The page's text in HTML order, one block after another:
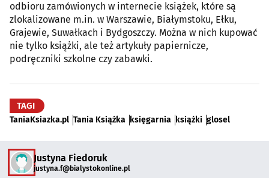
odbioru zamówionych w internecie książek, które są
zlokalizowane m.in. w Warszawie, Białymstoku, Ełku,
Grajewie, Suwałkach i Bydgoszczy. Można w nich kupować
nie tylko książki, ale też artykuły papiernicze,
podręczniki szkolne czy zabawki.
TAGI
TaniaKsiazka.pl Tania Książka księgarnia książki glosel
Justyna Fiedoruk
justyna.f@bialystokonline.pl